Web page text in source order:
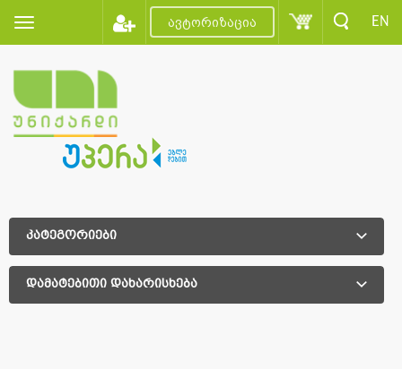
ავტორიზაცია EN
კატეგორიები
დამატებითი დახარისხება